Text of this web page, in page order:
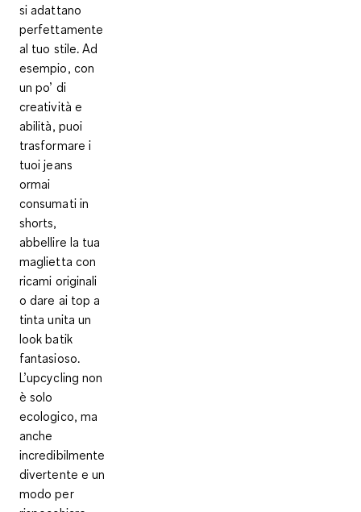
si adattano
perfettamente
al tuo stile. Ad
esempio, con
un po’ di
creatività e
abilità, puoi
trasformare i
tuoi jeans
ormai
consumati in
shorts,
abbellire la tua
maglietta con
ricami originali
o dare ai top a
tinta unita un
look batik
fantasioso.
L’upcycling non
è solo
ecologico, ma
anche
incredibilmente
divertente e un
modo per